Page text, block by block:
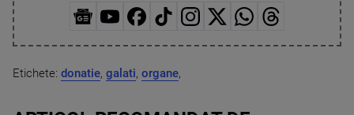
Etichete: donatie, galati, organe,